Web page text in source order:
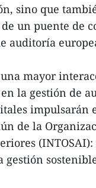
sino que
un puente de
auditoría
mayor
la gestión de
impulsarán
de la